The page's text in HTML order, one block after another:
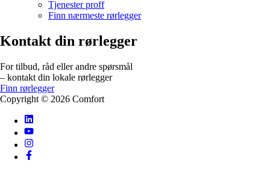
Tjenester proff
Finn nærmeste rørlegger
Kontakt din rørlegger
For tilbud, råd eller andre spørsmål
– kontakt din lokale rørlegger
Finn rørlegger
Copyright © 2026 Comfort